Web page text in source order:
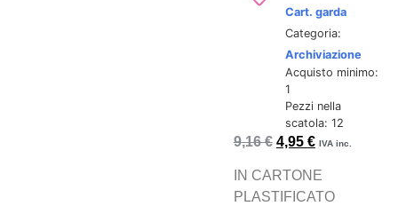
Cart. garda
Categoria:
Archiviazione
Acquisto minimo:
1
Pezzi nella
scatola: 12
9,16€ 4,95 € IVA inc.
IN CARTONE
PLASTIFICATO